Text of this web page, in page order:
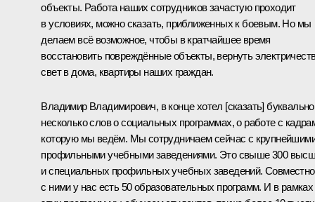
объекты. Работа наших сотрудников зачастую проходит
в условиях, можно сказать, приближенных к боевым. Но мы
делаем всё возможное, чтобы в кратчайшее время
восстановить повреждённые объекты, вернуть
свет в дома, квартиры наших граждан.
Владимир Владимирович, в конце хотел [сказать] буквально
несколько слов о социальных программах, о работе с
которую мы ведём. Мы сотрудничаем сейчас с
профильными учебными заведениями. Это свыше 300
и специальных профильных учебных заведений. Совместно
с ними у нас есть 50 образовательных программ. И в рамках